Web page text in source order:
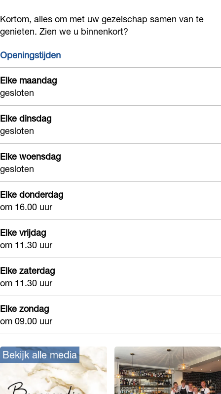
Kortom, alles om met uw gezelschap samen van te
genieten. Zien we u binnenkort?
Openingstijden
Elke maandag
gesloten
Elke dinsdag
gesloten
Elke woensdag
gesloten
Elke donderdag
om 16.00 uur
Elke vrijdag
om 11.30 uur
Elke zaterdag
om 11.30 uur
Elke zondag
om 09.00 uur
Bekijk alle media